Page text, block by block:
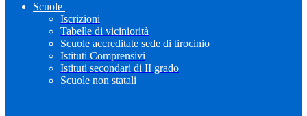
Scuole
Iscrizioni
Tabelle di viciniorità
Scuole accreditate sede di tirocinio
Istituti Comprensivi
Istituti secondari di II grado
Scuole non statali